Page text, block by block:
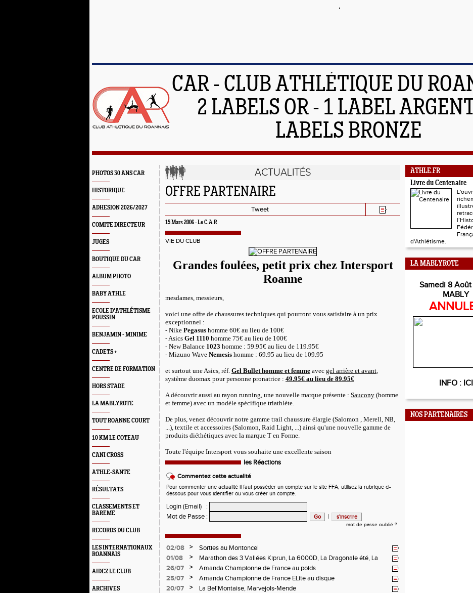
CAR - CLUB ATHLÉTIQUE DU
2 LABELS OR - 1 LABEL
LABELS BRONZE
PHOTOS 30 ANS CAR
HISTORIQUE
ADHESION 2026/2027
COMITE DIRECTEUR
JUGES
BOUTIQUE DU CAR
ALBUM PHOTO
BABY ATHLE
ECOLE D'ATHLÉTISME
POUSSIN
BENJAMIN - MINIME
CADETS +
CENTRE DE FORMATION
HORS STADE
LA MABLYROTE
TOUT ROANNE COURT
10 KM LE COTEAU
CANI CROSS
ATHLE-SANTE
RÉSULTATS
CLASSEMENTS ET
BAREME
RECORDS DU CLUB
LES INTERNATIONAUX
ROANNAIS
AIDEZ LE CLUB
ARCHIVES
ACTUALITÉS
OFFRE PARTENAIRE
Tweet
15 Mars 2006 -Le C.A.R
VIE DU CLUB
Grandes foulées, petit prix chez Intersport
Roanne
mesdames, messieurs,
voici une offre de chaussures techniques qui pourront vous satisfaire à un prix
exceptionnel :
- Nike Pegasus homme 60€ au lieu de 100€
- Asics Gel 1110 homme 75€ au lieu de 100€
- New Balance 1023 homme : 59.95€ au lieu de 119.95€
- Mizuno Wave Nemesis homme : 69.95 au lieu de 109.95
et surtout une Asics, réf. Gel Bullet homme et femme avec gel arrière et avant,
système duomax pour personne pronatrice : 49.95€ au lieu de 89.95€
A découvrir aussi au rayon running, une nouvelle marque présente : Saucony (homme
et femme) avec un modèle spécifique triathlète.
De plus, venez découvrir notre gamme trail chaussure élargie (Salomon , Merell, NB,
...), textile et accessoires (Salomon, Raid Light, ...) ainsi qu'une nouvelle gamme de
produits diéthétiques avec la marque T en Forme.
Toute l'équipe Intersport vous souhaite une excellente saison
les Réactions
Commentez cette actualité
Pour commenter une actualité il faut posséder un compte sur le site FFA, utilisez la rubrique ci-
dessous pour vous identifier ou vous créer un compte.
Login (Email)
:
Mot de Passe : |
mot de passe oublié ?
02/08 >
Sorties au Montoncel
01/08
>
Marathon des 3 Vallées Kiprun, La 6000D, La Dragonale été, La
Verticale d'Orcières, St Augustin
26/07 >
Amanda Championne de France au poids
25/07
>
Amanda Championne de France ELite au disque
20/07
>
La Bel'Montaise, Marvejols-Mende
ATHLE.FR
Livre du Centenaire
d'Athlétisme.
LA MABLYROTE
Samedi 8
MABLY
INFO : ICI
NOS PARTENAIRES